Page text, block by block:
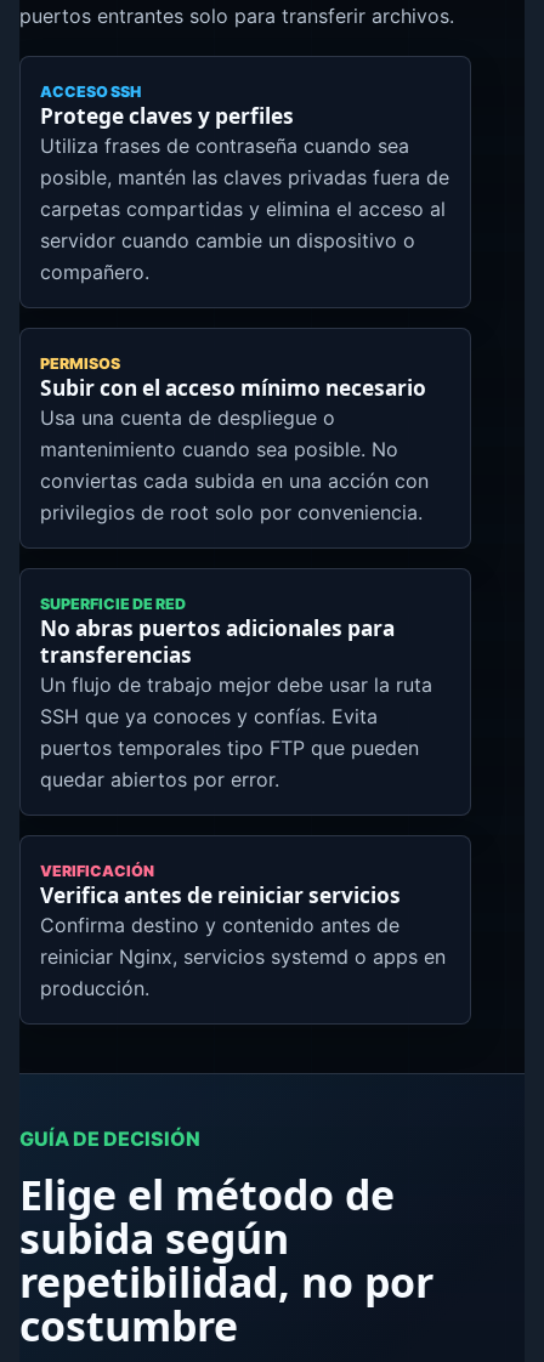
puertos entrantes solo para transferir archivos.
ACCESO SSH
Protege claves y perfiles
Utiliza frases de contraseña cuando sea
posible, mantén las claves privadas fuera de
carpetas compartidas y elimina el acceso al
servidor cuando cambie un dispositivo o
compañero.
PERMISOS
Subir con el acceso mínimo necesario
Usa una cuenta de despliegue o
mantenimiento cuando sea posible. No
conviertas cada subida en una acción con
privilegios de root solo por conveniencia.
SUPERFICIE DE RED
No abras puertos adicionales para
transferencias
Un flujo de trabajo mejor debe usar la ruta
SSH que ya conoces y confías. Evita
puertos temporales tipo FTP que pueden
quedar abiertos por error.
VERIFICACIÓN
Verifica antes de reiniciar servicios
Confirma destino y contenido antes de
reiniciar Nginx, servicios systemd o apps en
producción.
GUÍA DE DECISIÓN
Elige el método de
subida según
repetibilidad, no por
costumbre